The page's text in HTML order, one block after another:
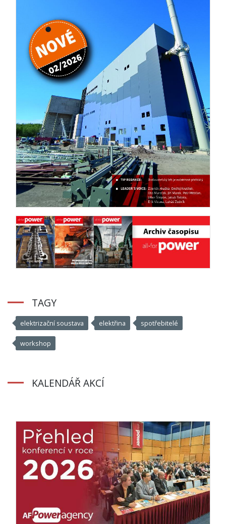
TAGY
elektrizační soustava elektřina spotřebitelé
workshop
KALENDÁŘ AKCÍ